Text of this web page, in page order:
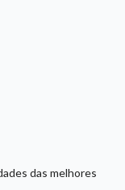
das melhores